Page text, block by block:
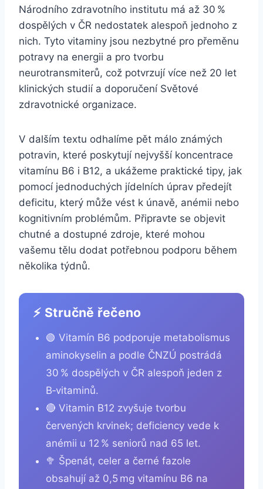
Národního zdravotního institutu má až 30 %
dospělých v ČR nedostatek alespoň jednoho z
nich. Tyto vitaminy jsou nezbytné pro přeměnu
potravy na energii a pro tvorbu
neurotransmiterů, což potvrzují více než 20 let
klinických studií a doporučení Světové
zdravotnické organizace.
V dalším textu odhalíme pět málo známých
potravin, které poskytují nejvyšší koncentrace
vitamínu B6 i B12, a ukážeme praktické tipy, jak
pomocí jednoduchých jídelních úprav předejít
deficitu, který může vést k únavě, anémii nebo
kognitivním problémům. Připravte se objevit
chutné a dostupné zdroje, které mohou
vašemu tělu dodat potřebnou podporu během
několika týdnů.
⚡ Stručně řečeno
🟢 Vitamín B6 podporuje metabolismus
aminokyselin a podle ČNZÚ postrádá
30 % dospělých v ČR alespoň jeden z
B‑vitaminů.
🔴 Vitamin B12 zvyšuje tvorbu
červených krvinek; deficiency vede k
anémii u 12 % seniorů nad 65 let.
🥦 Špenát, celer a černé fazole
obsahují až 0,5 mg vitamínu B6 na